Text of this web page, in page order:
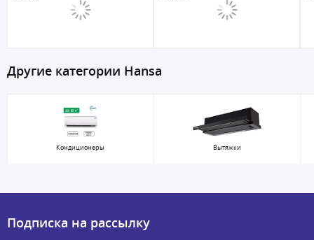
Другие категории Hansa
Кондиционеры Вытяжки
Подписка на рассылку